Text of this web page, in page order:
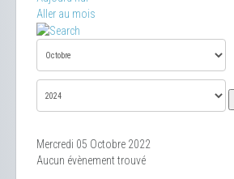
Aller au mois
Mercredi 05 Octobre 2022
Aucun évènement trouvé